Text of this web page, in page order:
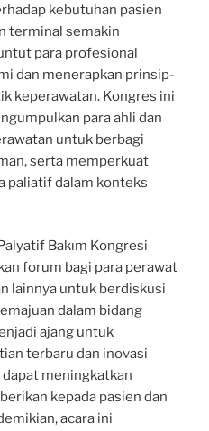
kebutuhan pasien
terminal semakin
para profesional
dan menerapkan prinsip-
keperawatan. Kongres ini
para ahli dan
untuk berbagi
serta memperkuat
paliatif dalam konteks
Bakım Kongresi
forum bagi para perawat
lainnya untuk berdiskusi
dalam bidang
ajang untuk
terbaru dan inovasi
meningkatkan
kepada pasien dan
acara ini